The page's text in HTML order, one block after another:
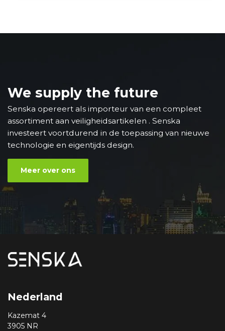
We supply the future
Senska opereert als importeur van een compleet
assortiment aan veiligheidsartikelen . Senska
investeert voortdurend in de toepassing van nieuwe
technologie en eigentijds design.
Meer over ons
Nederland
Kazemat 4
3905 NR